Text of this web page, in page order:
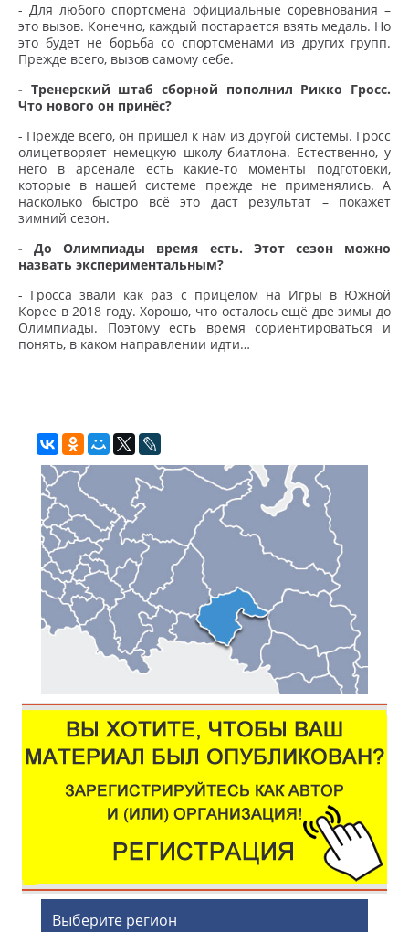
- Для любого спортсмена официальные соревнования –
это вызов. Конечно, каждый постарается взять медаль. Но
это будет не борьба со спортсменами из других групп.
Прежде всего, вызов самому себе.
- Тренерский штаб сборной пополнил Рикко Гросс.
Что нового он принёс?
- Прежде всего, он пришёл к нам из другой системы. Гросс
олицетворяет немецкую школу биатлона. Естественно, у
него в арсенале есть какие-то моменты подготовки,
которые в нашей системе прежде не применялись. А
насколько быстро всё это даст результат – покажет
зимний сезон.
- До Олимпиады время есть. Этот сезон можно
назвать экспериментальным?
- Гросса звали как раз с прицелом на Игры в Южной
Корее в 2018 году. Хорошо, что осталось ещё две зимы до
Олимпиады. Поэтому есть время сориентироваться и
понять, в каком направлении идти…
Выберите регион